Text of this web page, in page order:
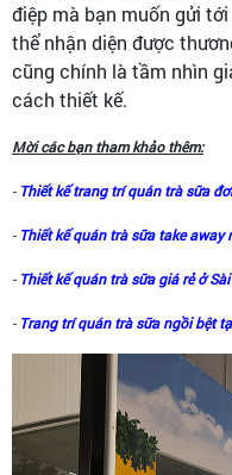
điệp mà bạn muốn gửi
thể nhận diện được
cũng chính là tầm nhìn
cách thiết kế.
Mời các bạn tham khảo thêm:
-Thiết kế trang trí quán trà sữa
- Thiết kế quán trà sữa take
- Thiết kế quán trà sữa giá rẻ ở
- Trang trí quán trà sữa ngồi bệt